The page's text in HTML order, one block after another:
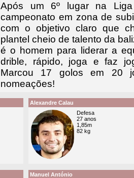
Após um 6º lugar na
campeonato em zona de
com o objetivo claro que
plantel cheio de talento da
é o homem para liderar a
drible, rápido, joga e faz
Marcou 17 golos em 20
nomeações!
Alexandre Calau
Defesa
27 anos
1,85m
82 kg
Manuel António